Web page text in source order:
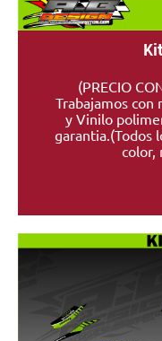
(PRECIO
Trabajamos con
y Vinilo
garantia.(Todos
color,